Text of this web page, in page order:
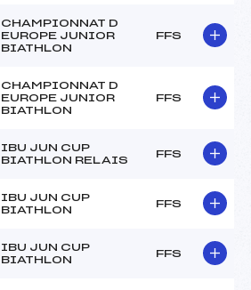
CHAMPIONNAT D
EUROPE JUNIOR
BIATHLON
FFS
CHAMPIONNAT D
EUROPE JUNIOR
BIATHLON
FFS
IBU JUN CUP
BIATHLON RELAIS
FFS
IBU JUN CUP
BIATHLON
FFS
IBU JUN CUP
BIATHLON
FFS